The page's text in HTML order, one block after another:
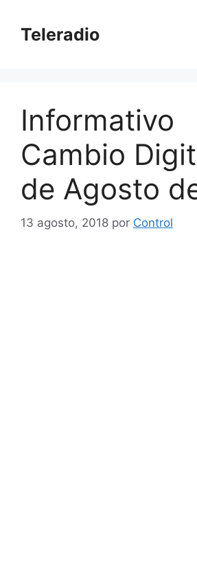
contenido
Teleradio
Informativo
Cambio
de Agosto
13 agosto, 2018 por Control